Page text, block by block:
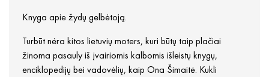
Knyga apie žydų gelbėtoją.
Turbūt nėra kitos lietuvių moters, kuri būtų taip plačiai
žinoma pasauly iš įvairiomis kalbomis išleistų knygų,
enciklopedijų bei vadovėlių, kaip Ona Šimaitė. Kukli